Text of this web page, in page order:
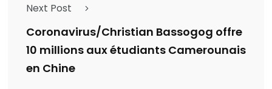
Next Post
Coronavirus/Christian Bassogog offre
10 millions aux étudiants Camerounais
en Chine